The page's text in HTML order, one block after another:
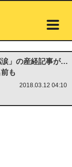
涙」の産経記事が…
も
2018.03.12 04:10